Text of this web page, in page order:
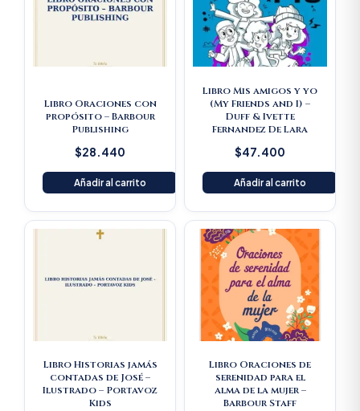
Libro Oraciones con
propósito – Barbour
Publishing
$28.440
Añadir al carrito
Libro Mis amigos y yo
(My Friends and I) –
Duff & Ivette
Fernandez De Lara
$47.400
Añadir al carrito
Libro Historias jamás
contadas de José –
Ilustrado – Portavoz
Kids
Libro Oraciones de
serenidad para el
alma de la mujer –
Barbour Staff